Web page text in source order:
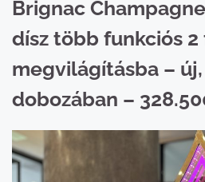
Brignac
dísz több funkciós
megvilágításba –
dobozában –